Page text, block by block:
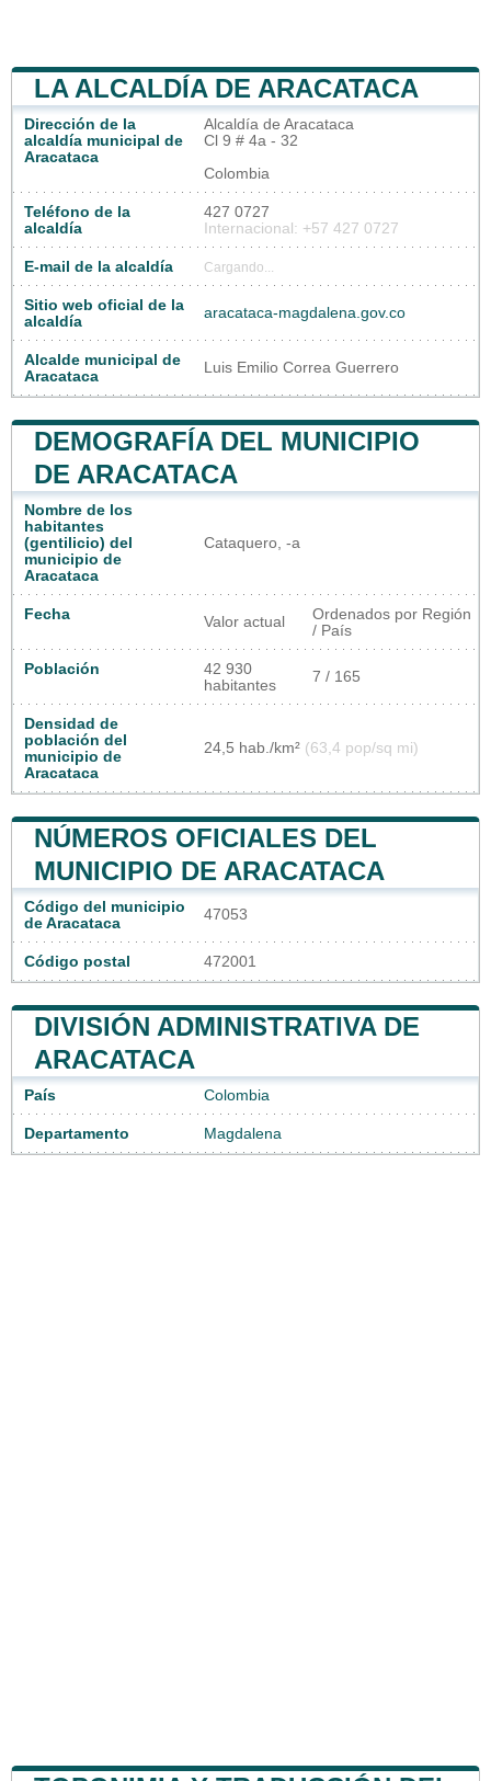
LA ALCALDÍA DE ARACATACA
Dirección de la
alcaldía municipal de
Aracataca
Alcaldía de Aracataca
Cl 9 # 4a - 32
Colombia
Teléfono de la
alcaldía
427 0727
Internacional: +57 427 0727
E-mail de la alcaldía Cargando...
Sitio web oficial de la
alcaldía
aracataca-magdalena.gov.co
Alcalde municipal de
Aracataca
Luis Emilio Correa Guerrero
DEMOGRAFÍA DEL MUNICIPIO
DE ARACATACA
Nombre de los
habitantes
(gentilicio) del
municipio de
Aracataca
Cataquero, -a
Fecha Valor actual
Ordenados por Región
/ País
Población
42 930
habitantes
7 / 165
Densidad de
población del
municipio de
Aracataca
24,5 hab./km² (63,4 pop/sq mi)
NÚMEROS OFICIALES DEL
MUNICIPIO DE ARACATACA
Código del municipio
de Aracataca
47053
Código postal 472001
DIVISIÓN ADMINISTRATIVA DE
ARACATACA
País Colombia
Departamento Magdalena